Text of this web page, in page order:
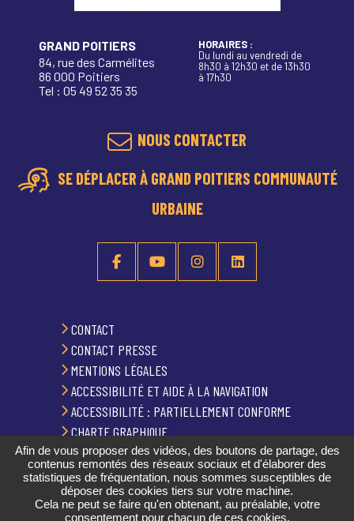
GRAND POITIERS
84, rue des Carmélites
86 000 Poitiers
Tel : 05 49 52 35 35
HORAIRES :
Du lundi au vendredi de
8h30 à 12h30 et de 13h30
à 17h30
NOUS CONTACTER
SE DÉPLACER À GRAND POITIERS COMMUNAUTÉ
URBAINE
CONTACT
CONTACT PRESSE
MENTIONS LÉGALES
ACCESSIBILITÉ ET AIDE À LA NAVIGATION
ACCESSIBILITÉ : PARTIELLEMENT CONFORME
CHARTE GRAPHIQUE
PLAN DU SITE
GESTION DES COOKIES
Afin de vous proposer des vidéos, des boutons de partage, des
contenus remontés des réseaux sociaux et d'élaborer des
statistiques de fréquentation, nous sommes susceptibles de
déposer des cookies tiers sur votre machine.
Cela ne peut se faire qu'en obtenant, au préalable, votre
consentement pour chacun de ces cookies.